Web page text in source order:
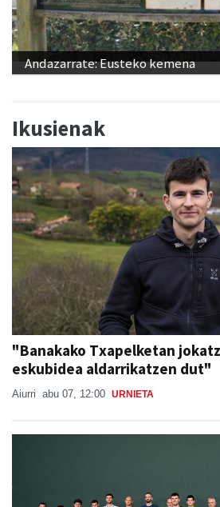
Andazarrate: Eusteko kemena
Ikusienak
"Banakako Txapelketan
eskubidea aldarrikatzen dut"
Aiurri abu 07, 12:00 URNIETA